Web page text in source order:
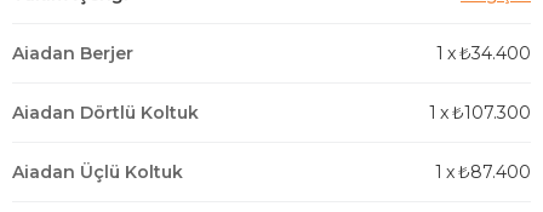
Aiadan Berjer 1 x₺34.400
Aiadan Dörtlü Koltuk 1 x₺107.300
Aiadan Üçlü Koltuk 1 x₺87.400